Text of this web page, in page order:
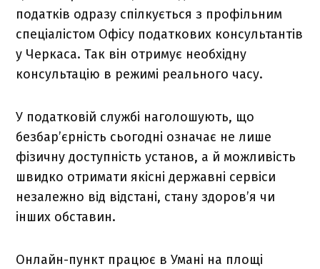
податків одразу спілкується з профільним
спеціалістом Офісу податкових консультантів
у Черкаса. Так він отримує необхідну
консультацію в режимі реального часу.
У податковій службі наголошують, що
безбар’єрність сьогодні означає не лише
фізичну доступність установ, а й можливість
швидко отримати якісні державні сервіси
незалежно від відстані, стану здоров’я чи
інших обставин.
Онлайн-пункт працює в Умані на площі